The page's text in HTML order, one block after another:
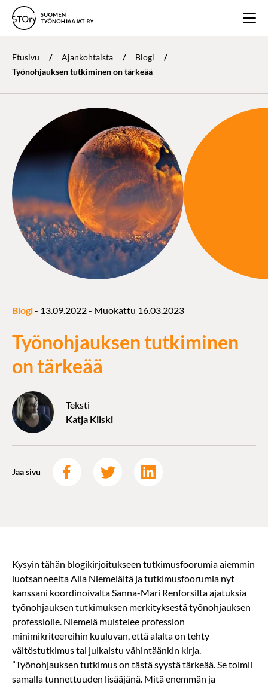
Etusivu / Ajankohtaista / Blogi
/
Työnohjauksen tutkiminen on tärkeää
Blogi- 13.09.2022- Muokattu 16.03.2023
Työnohjauksen tutkiminen
on tärkeää
Teksti
Katja Kiiski
Jaa sivu
Kysyin tähän blogikirjoitukseen tutkimusfoorumia aiemmin
luotsanneelta Aila Niemelältä ja tutkimusfoorumia nyt
kanssani koordinoivalta Sanna-Mari Renforsilta ajatuksia
työnohjauksen tutkimuksen merkityksestä työnohjauksen
professiolle. Niemelä muistelee profession
minimikriteereihin kuuluvan, että alalta on tehty
väitöstutkimus tai julkaistu vähintäänkin kirja.
”Työnohjauksen tutkimus on tästä syystä tärkeää. Se toimii
samalla tunnettuuden lisääjänä. Mitä enemmän ja